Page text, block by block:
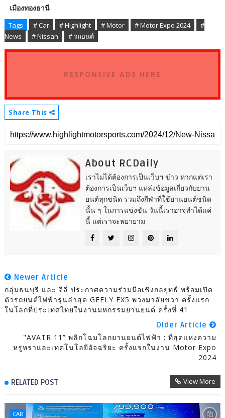
เมืองทองธานี
Tags # Car # Highlight # Motor # Motor Expo 2024
#
News
# Nissan # รถยนต์
RESPONSIVE ADS HERE
Share This
About RCDaily
เราไม่ได้ต้องการเป็นเว็บฯ ข่าว หากแต่เรา
ต้องการเป็นเว็บฯ แหล่งข้อมูลเกี่ยวกับยาน
ยนต์ทุกชนิด รวมถึงกีฬาที่ใช้ยานยนต์ชนิด
นั้น ๆ ในการแข่งขัน วันนี้เราอาจทำได้แค่
นี้ แต่เราจะพยายาม
Newer Article
กลุ่มธนบุรี และ จีลี่ ประกาศความร่วมมือเชิงกลยุทธ์ พร้อมเปิด
ตัวรถยนต์ไฟฟ้ารุ่นล่าสุด GEELY EX5 พวงมาลัยขวา ครั้งแรก
ในโลกที่ประเทศไทยในงานมหกรรมยานยนต์ ครั้งที่ 41
Older Article
"AVATR 11” พลิกโฉมโลกยานยนต์ไฟฟ้า : ที่สุดแห่งความ
หรูหราและเทคโนโลยีอัจฉริยะ ครั้งแรกในงาน Motor Expo
2024
RELATED POST View More
CAR